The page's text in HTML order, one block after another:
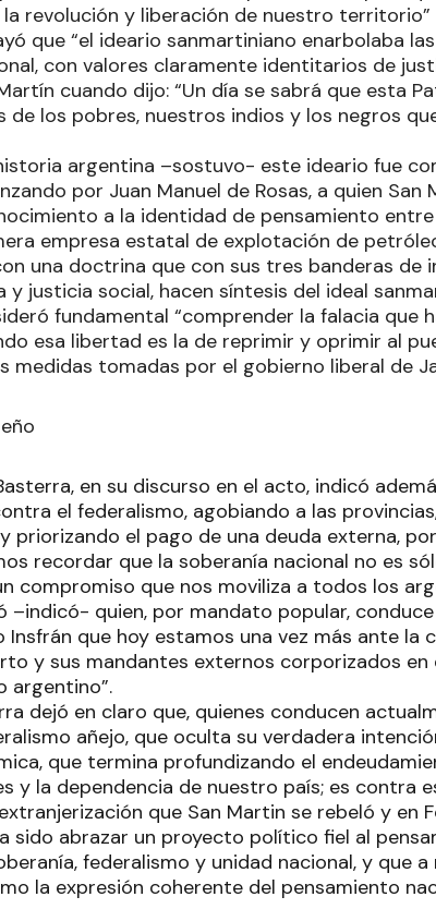
revolución y liberación de nuestro territorio”
que “el ideario sanmartiniano enarbolaba
con valores claramente identitarios de
cuando dijo: “Un día se sabrá que esta
de los pobres, nuestros indios y los negros
argentina –sostuvo- este ideario fue
por Juan Manuel de Rosas, a quien San
a la identidad de pensamiento
empresa estatal de explotación de
una doctrina que con sus tres banderas de
justicia social, hacen síntesis del ideal
fundamental “comprender la falacia que
esa libertad es la de reprimir y oprimir al
medidas tomadas por el gobierno liberal de
en su discurso en el acto, indicó
el federalismo, agobiando a las
priorizando el pago de una deuda externa,
recordar que la soberanía nacional no es
compromiso que nos moviliza a todos los
–indicó- quien, por mandato popular,
Insfrán que hoy estamos una vez más ante la
y sus mandantes externos corporizados
argentino”.
dejó en claro que, quienes conducen
añejo, que oculta su verdadera
que termina profundizando el
y la dependencia de nuestro país; es contra
que San Martin se rebeló y en
sido abrazar un proyecto político fiel al
federalismo y unidad nacional, y que
la expresión coherente del pensamiento